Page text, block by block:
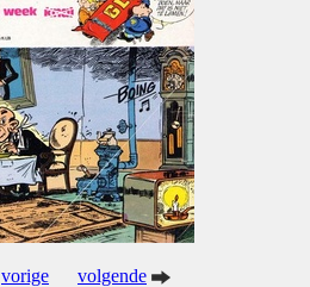
vorige volgende